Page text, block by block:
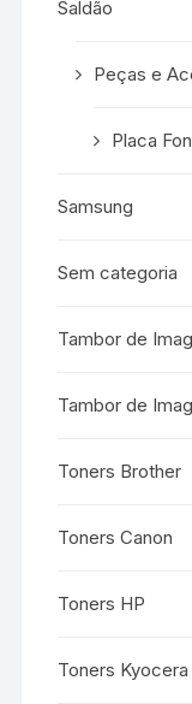
Saldão
Peças e
Placa
Samsung
Sem categoria
Tambor de
Tambor de
Toners Brother
Toners Canon
Toners HP
Toners Kyocera